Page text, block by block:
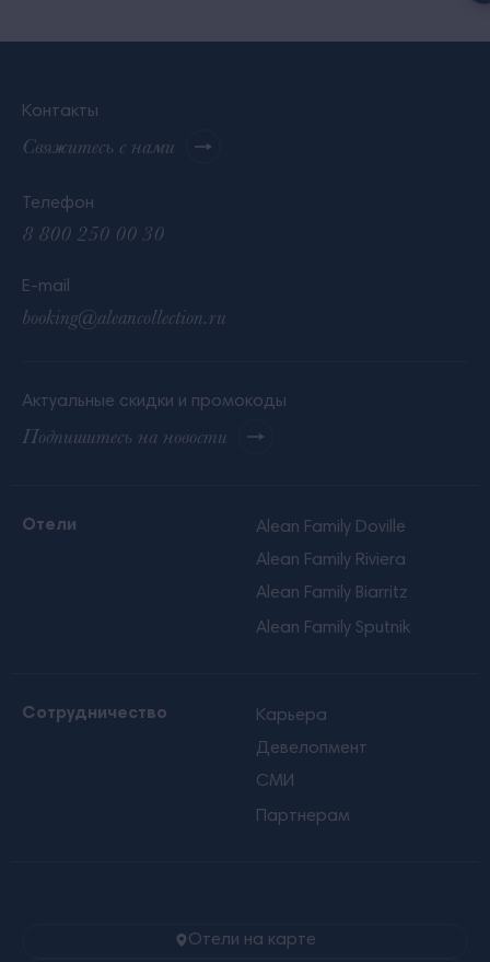
Контакты
Свяжитесь с нами
Телефон
8 800 250 00 30
E-mail
booking@aleancollection.ru
Актуальные скидки и промокоды
Подпишитесь на новости
Отели
Alean Family Doville
Alean Family Riviera
Alean Family Biarritz
Alean Family Sputnik
Сотрудничество
Карьера
Девелопмент
СМИ
Партнерам
Отели на карте